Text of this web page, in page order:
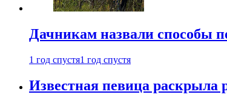
Дачникам назвали способы
1 год спустя1 год спустя
Известная певица